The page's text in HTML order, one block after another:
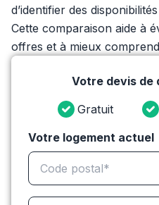
d’identifier des
Cette comparaison aide à
offres et à mieux
Votre devis de
Gratuit
Votre logement actuel